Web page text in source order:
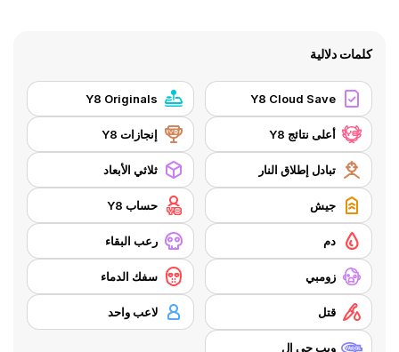
كلمات دلالية
Y8 Cloud Save
Y8 Originals
أعلى نتائج Y8 إنجازات Y8
تبادل إطلاق النار ثلاثي الأبعاد
جيش حساب Y8
دم رعب البقاء
زومبي سفك الدماء
قتل لاعب واحد
ويب جي إل